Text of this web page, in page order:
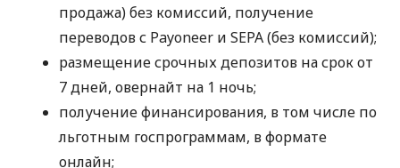
продажа) без комиссий, получение
переводов с Payoneer и SEPA (без комиссий);
размещение срочных депозитов на срок от
7 дней, овернайт на 1 ночь;
получение финансирования, в том числе по
льготным госпрограммам, в формате
онлайн;